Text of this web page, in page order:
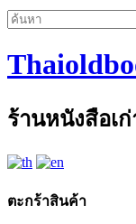
ร้านหนังสือเก่
ตะกร้าสินค้า